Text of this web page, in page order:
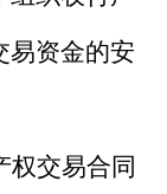
易资金的安
权交易合同